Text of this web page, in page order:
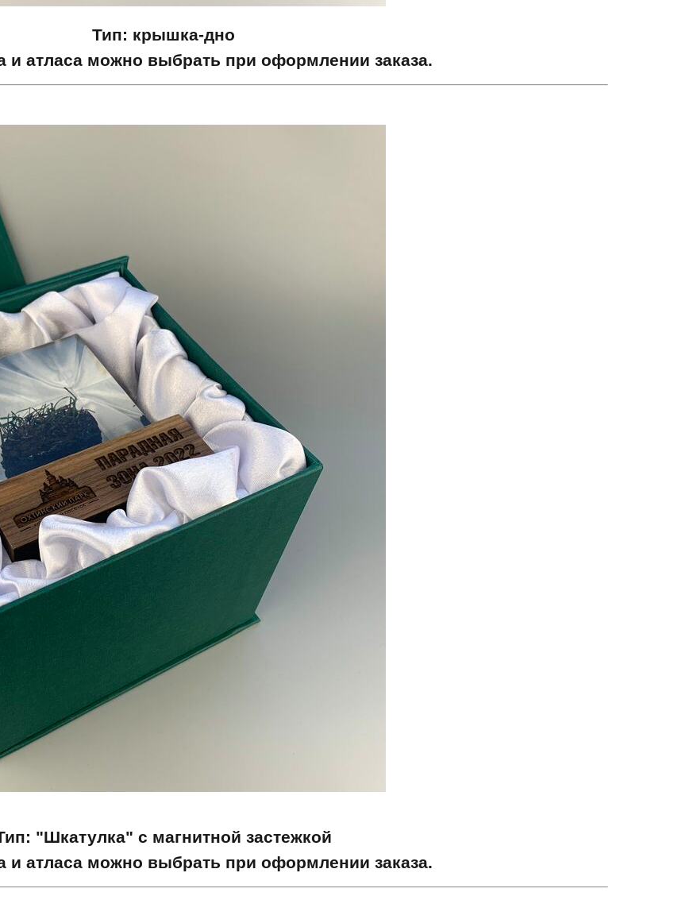
Тип: крышка-дно
и атласа можно выбрать при оформлении заказа.
"Шкатулка" с магнитной застежкой
и атласа можно выбрать при оформлении заказа.